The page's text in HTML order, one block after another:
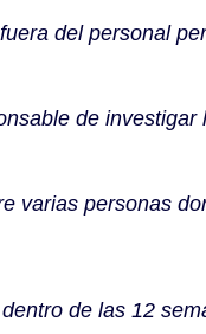
del personal
de
varias personas
de las 12